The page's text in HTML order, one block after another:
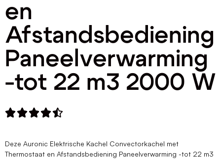
en
Afstandsbediening
Paneelverwarming
-tot 22 m3 2000 W

Deze Auronic Elektrische Kachel Convectorkachel met
Thermostaat en Afstandsbediening Paneelverwarming -tot 22 m3